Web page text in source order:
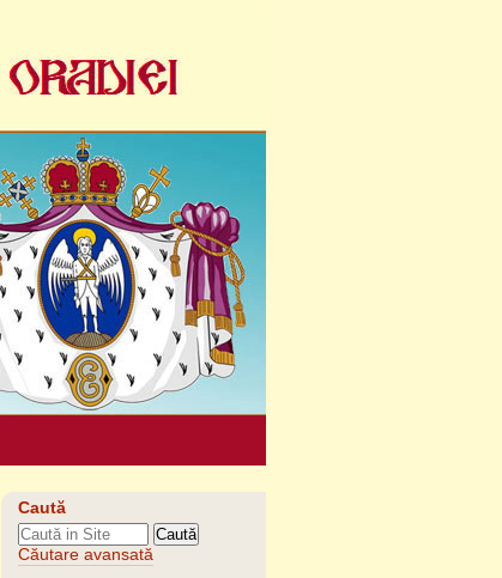
Caută
Căutare avansată